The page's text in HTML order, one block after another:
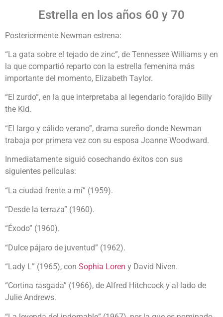
Estrella en los años 60 y 70
Posteriormente Newman estrena:
“La gata sobre el tejado de zinc”, de Tennessee Williams y en
la que compartió reparto con la estrella femenina más
importante del momento, Elizabeth Taylor.
“El zurdo”, en la que interpretaba al legendario forajido Billy
the Kid.
“El largo y cálido verano”, drama sureño donde Newman
trabaja por primera vez con su esposa Joanne Woodward.
Inmediatamente siguió cosechando éxitos con sus
siguientes películas:
“La ciudad frente a mí” (1959).
“Desde la terraza” (1960).
“Éxodo” (1960).
“Dulce pájaro de juventud” (1962).
“Lady L” (1965), con Sophia Loren y David Niven.
“Cortina rasgada” (1966), de Alfred Hitchcock y al lado de
Julie Andrews.